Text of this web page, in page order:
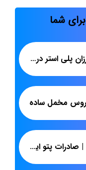
شما
پخش عمده روتختی ارزان پلی استر در اینستاگرام
مخمل ساده
پتو نرمینه گل برجسته | صادرات پتو ایرانی نسیم به افغانستان